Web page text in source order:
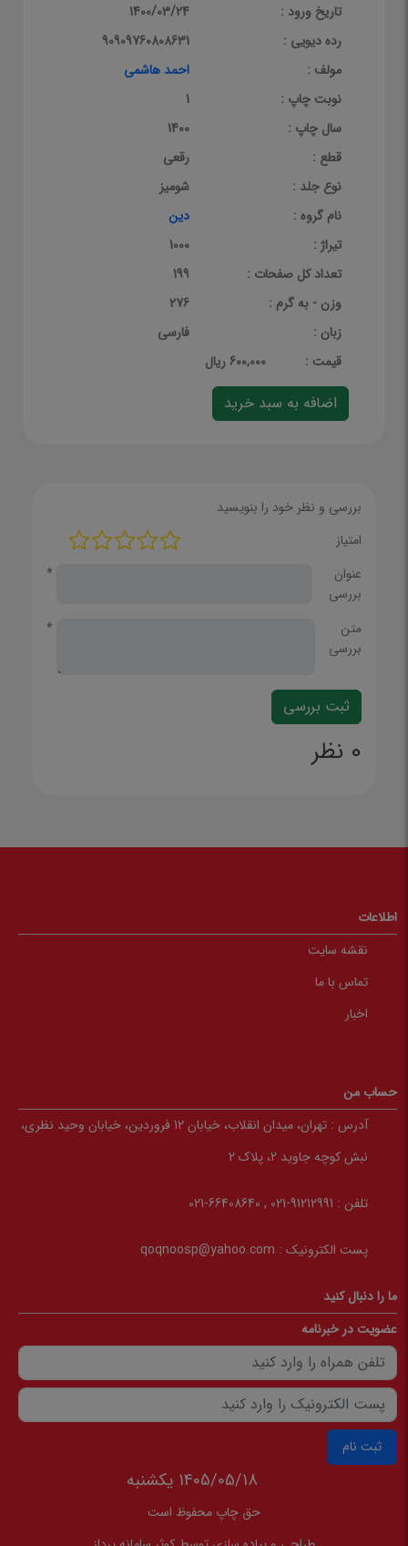
تاریخ ورود :
1400/03/24
رده دیویی :
90909760808631
مولف :
احمد هاشمی
نوبت چاپ :
1
سال چاپ :
1400
قطع :
رقعی
نوع جلد :
شومیز
نام گروه :
دین
تیراژ :
1000
تعداد کل صفحات :
199
وزن - به گرم :
276
زبان :
فارسی
قيمت :
600,000 ریال
بررسی و نظر خود را بنویسید
امتیاز
عنوان
بررسی
*
متن
بررسی
*
0 نظر
اطلاعات
نقشه سایت
تماس با ما
اخبار
حساب من
آدرس :
تهران، میدان انقلاب، خیابان 12 فروردین، خیابان وحید نظری،
نبش کوچه جاوید 2، پلاک 2
تلفن : 91212991-021 , 66408640-021
پست الکترونیک : qoqnoosp@yahoo.com
ما را دنبال کنید
عضویت در خبرنامه
ثبت نام
1405/05/18 يكشنبه
حق چاپ محفوظ است